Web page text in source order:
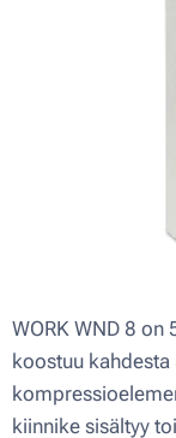
WORK WND 8
koostuu
kiinnike sisältyy